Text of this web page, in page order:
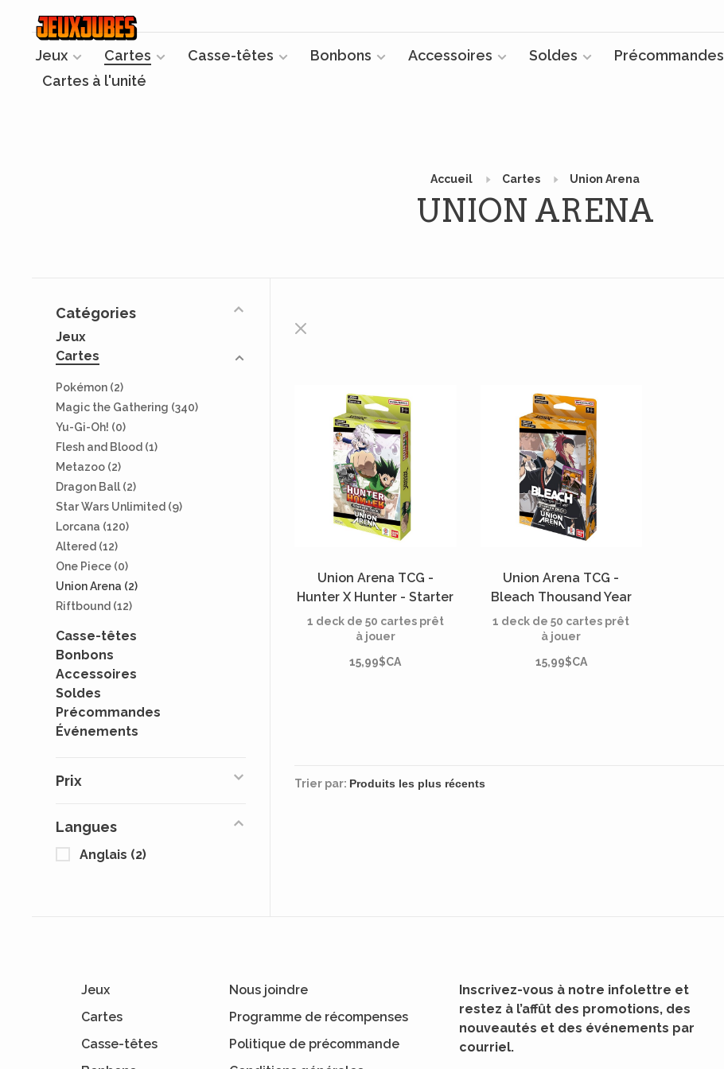
Jeux Cartes Casse-têtes Bonbons Accessoires Soldes Précommandes
Cartes à l'unité
Accueil Cartes Union Arena
UNION ARENA
Catégories
Jeux
Cartes
Pokémon (2)
Magic the Gathering (340)
Yu-Gi-Oh! (0)
Flesh and Blood (1)
Metazoo (2)
Dragon Ball (2)
Star Wars Unlimited (9)
Lorcana (120)
Altered (12)
One Piece (0)
Union Arena (2)
Riftbound (12)
Casse-têtes
Bonbons
Accessoires
Soldes
Précommandes
Événements
Prix
Langues
Anglais (2)
Union Arena TCG -
Hunter X Hunter - Starter
Deck (Anglais)
1 deck de 50 cartes prêt
à jouer
15,99$CA
Union Arena TCG -
Bleach Thousand Year
Blood War - Starter Deck
(Anglais)
1 deck de 50 cartes prêt
à jouer
15,99$CA
Trier par:
Jeux
Cartes
Casse-têtes
Nous joindre
Programme de récompenses
Politique de précommande
Inscrivez-vous à notre infolettre et
restez à l’affût des promotions, des
nouveautés et des événements par
courriel.